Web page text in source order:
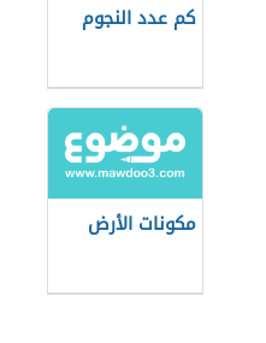
كم عدد النجوم
مكونات الأرض